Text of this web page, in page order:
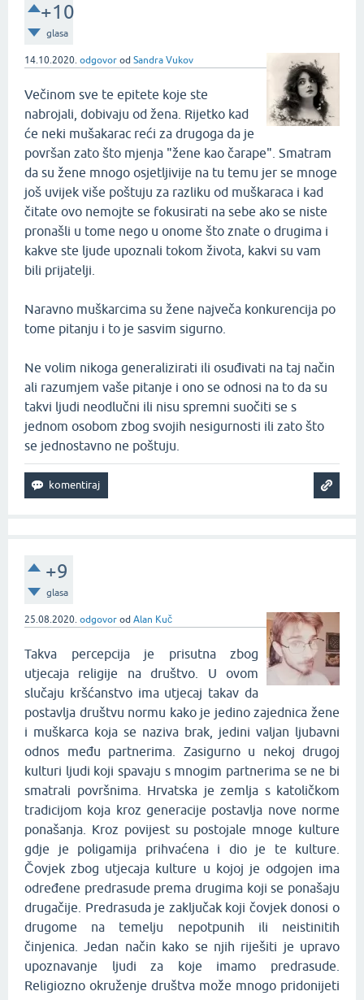
+10
glasa
14.10.2020. odgovor od Sandra Vukov
Večinom sve te epitete koje ste
nabrojali, dobivaju od žena. Rijetko kad
će neki mušakarac reći za drugoga da je
površan zato što mjenja "žene kao čarape". Smatram
da su žene mnogo osjetljivije na tu temu jer se mnoge
još uvijek više poštuju za razliku od muškaraca i kad
čitate ovo nemojte se fokusirati na sebe ako se niste
pronašli u tome nego u onome što znate o drugima i
kakve ste ljude upoznali tokom života, kakvi su vam
bili prijatelji.
Naravno muškarcima su žene največa konkurencija po
tome pitanju i to je sasvim sigurno.
Ne volim nikoga generalizirati ili osuđivati na taj način
ali razumjem vaše pitanje i ono se odnosi na to da su
takvi ljudi neodlučni ili nisu spremni suočiti se s
jednom osobom zbog svojih nesigurnosti ili zato što
se jednostavno ne poštuju.
+9
glasa
25.08.2020. odgovor od Alan Kuč
Takva percepcija je prisutna zbog
utjecaja religije na društvo. U ovom
slučaju kršćanstvo ima utjecaj takav da
postavlja društvu normu kako je jedino zajednica žene
i muškarca koja se naziva brak, jedini valjan ljubavni
odnos među partnerima. Zasigurno u nekoj drugoj
kulturi ljudi koji spavaju s mnogim partnerima se ne bi
smatrali površnima. Hrvatska je zemlja s katoličkom
tradicijom koja kroz generacije postavlja nove norme
ponašanja. Kroz povijest su postojale mnoge kulture
gdje je poligamija prihvaćena i dio je te kulture.
Čovjek zbog utjecaja kulture u kojoj je odgojen ima
određene predrasude prema drugima koji se ponašaju
drugačije. Predrasuda je zaključak koji čovjek donosi o
drugome na temelju nepotpunih ili neistinitih
činjenica. Jedan način kako se njih riješiti je upravo
upoznavanje ljudi za koje imamo predrasude.
Religiozno okruženje društva može mnogo pridonijeti